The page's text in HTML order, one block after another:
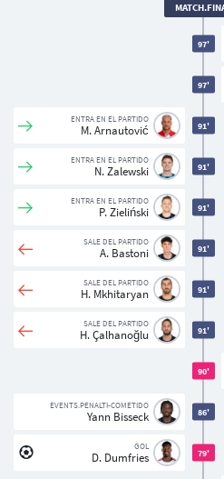
79'
GOL
D. Dumfries
86'
EVENTS.PENALTI-COMETIDO
Yann Bisseck
90'
91'
SALE DEL PARTIDO
H. Çalhanoğlu
91'
SALE DEL PARTIDO
H. Mkhitaryan
91'
SALE DEL PARTIDO
A. Bastoni
91'
ENTRA EN EL PARTIDO
P. Zieliński
91'
ENTRA EN EL PARTIDO
N. Zalewski
91'
ENTRA EN EL PARTIDO
M. Arnautović
97'
97'